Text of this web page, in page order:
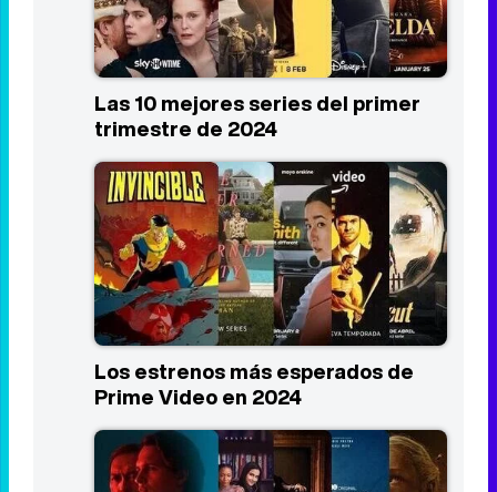
Las 10 mejores series del primer
trimestre de 2024
Los estrenos más esperados de
Prime Video en 2024